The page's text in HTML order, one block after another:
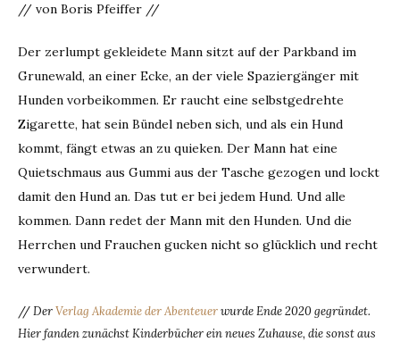
Quietschmaus
// von Boris Pfeiffer //
Der zerlumpt gekleidete Mann sitzt auf der Parkband im
Grunewald, an einer Ecke, an der viele Spaziergänger mit
Hunden vorbeikommen. Er raucht eine selbstgedrehte
Zigarette, hat sein Bündel neben sich, und als ein Hund
kommt, fängt etwas an zu quieken. Der Mann hat eine
Quietschmaus aus Gummi aus der Tasche gezogen und lockt
damit den Hund an. Das tut er bei jedem Hund. Und alle
kommen. Dann redet der Mann mit den Hunden. Und die
Herrchen und Frauchen gucken nicht so glücklich und recht
verwundert.
//DerVerlag Akademie der Abenteuerwurde Ende 2020 gegründet.
Hier fanden zunächst Kinderbücher ein neues Zuhause, die sonst aus